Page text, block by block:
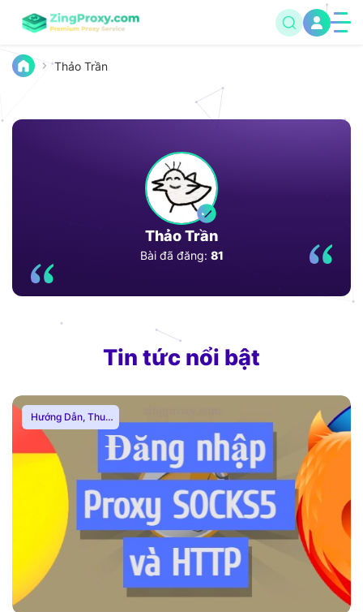
Thảo Trần
Thảo Trần
Bài đã đăng: 81
Tin tức nổi bật
Hướng Dẫn, Thuê
Proxy Nước Ngoài,
Thuê Proxy US ,
Thuê Proxy Việt
Nam